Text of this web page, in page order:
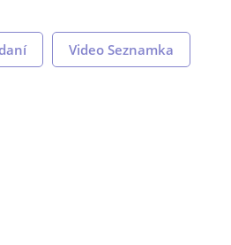
Video Seznamka